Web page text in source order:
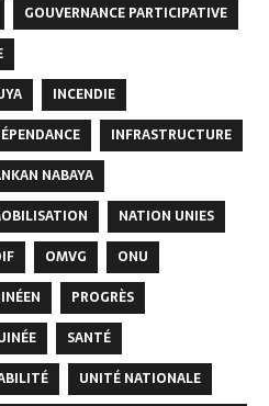
GOUVERNANCE PARTICIPATIVE
INCENDIE
INFRASTRUCTURE
NABAYA
NATION UNIES
OMVG
ONU
PROGRÈS
SANTÉ
UNITÉ NATIONALE